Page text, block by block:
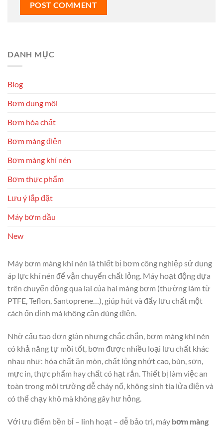
DANH MỤC
Blog
Bơm dung môi
Bơm hóa chất
Bơm màng điện
Bơm màng khí nén
Bơm thực phẩm
Lưu ý lắp đặt
Máy bơm dầu
New
Máy bơm màng khí nén là thiết bị bơm công nghiệp sử dụng
áp lực khí nén để vận chuyển chất lỏng. Máy hoạt động dựa
trên chuyển động qua lại của hai màng bơm (thường làm từ
PTFE, Teflon, Santoprene…), giúp hút và đẩy lưu chất một
cách ổn định mà không cần dùng điện.
Nhờ cấu tạo đơn giản nhưng chắc chắn, bơm màng khí nén
có khả năng tự mồi tốt, bơm được nhiều loại lưu chất khác
nhau như: hóa chất ăn mòn, chất lỏng nhớt cao, bùn, sơn,
mực in, thực phẩm hay chất có hạt rắn. Thiết bị làm việc an
toàn trong môi trường dễ cháy nổ, không sinh tia lửa điện và
có thể chạy khô mà không gây hư hỏng.
Với ưu điểm bền bỉ – linh hoạt – dễ bảo trì, máy bơm màng